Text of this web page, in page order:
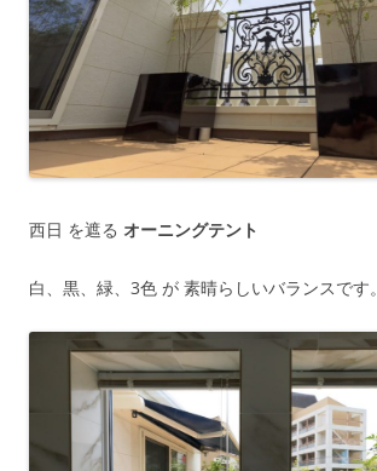
西日 を遮る オーニングテント
白、黒、緑、3色 が 素晴らしいバランスです。